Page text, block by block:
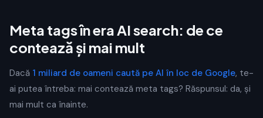
Meta tags în era AI search: de ce
contează și mai mult
Dacă 1 miliard de oameni caută pe AI în loc de Google, te-
ai putea întreba: mai contează meta tags? Răspunsul: da, și
mai mult ca înainte.